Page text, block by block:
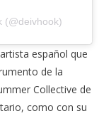
(@deivhook)
español que
de la
Collective de
como con su